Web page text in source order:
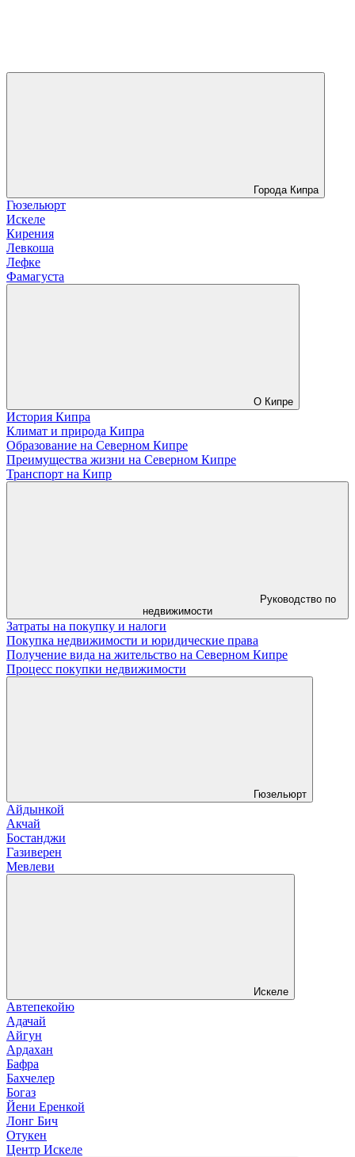
Города Кипра
Гюзельюрт
Искеле
Кирения
Левкоша
Лефке
Фамагуста
О Кипре
История Кипра
Климат и природа Кипра
Образование на Северном Кипре
Преимущества жизни на Северном Кипре
Транспорт на Кипр
Руководство по
недвижимости
Затраты на покупку и налоги
Покупка недвижимости и юридические права
Получение вида на жительство на Северном Кипре
Процесс покупки недвижимости
Гюзельюрт
Айдынкой
Акчай
Бостанджи
Газиверен
Мевлеви
Искеле
Автепекойю
Адачай
Айгун
Ардахан
Бафра
Бахчелер
Богаз
Йени Еренкой
Лонг Бич
Отукен
Центр Искеле